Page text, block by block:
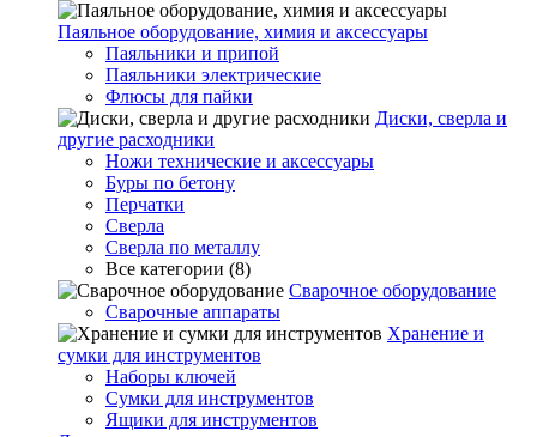
Паяльное оборудование, химия и аксессуары
Паяльники и припой
Паяльники электрические
Флюсы для пайки
Диски, сверла и
другие расходники
Ножи технические и аксессуары
Буры по бетону
Перчатки
Сверла
Сверла по металлу
Все категории (8)
Сварочное оборудование
Сварочные аппараты
Хранение и
сумки для инструментов
Наборы ключей
Сумки для инструментов
Ящики для инструментов